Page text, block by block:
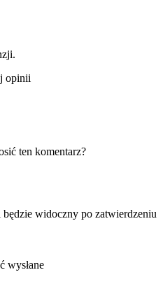
opinii
ten komentarz?
będzie widoczny po zatwierdzeniu
wysłane